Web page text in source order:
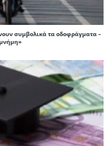
συμβολικά τα οδοφράγματα –